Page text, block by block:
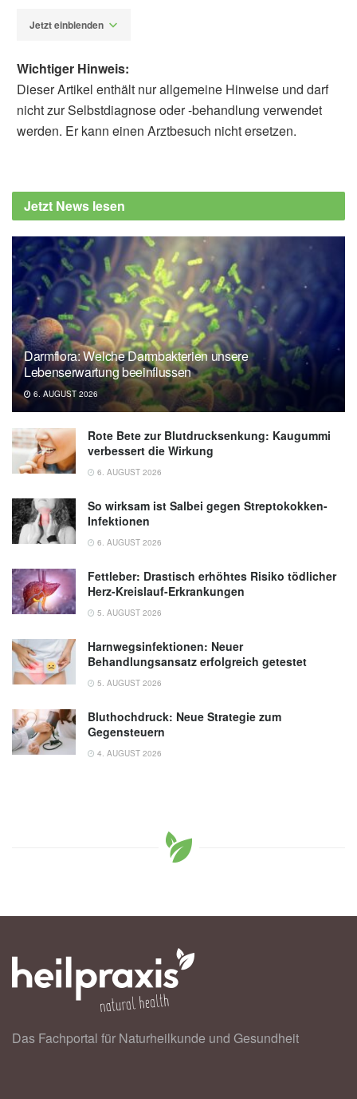
Jetzt einblenden
Acrylamid in Plätzchen - Tipps für die
Weihnachtsbäckerei, (Abruf: 30.11.2022)
Europäische Behörde für
Lebensmittelsicherheit: Acrylamid in
Lebensmitteln ist ein Problem für die
öffentliche Gesundheit, (Abruf: 30.11.2022),
Europäische Behörde für
Lebensmittelsicherheit
Food Standards Agency: Acrylamide, (Abruf:
30.11.2022),Food Standards Agency
Verbraucherzentrale Rheinland-Pfalz:
Acrylamid: Problematischer Stoff in
Lebensmitteln, (Abruf: 30.11.2022),
Verbraucherzentrale Rheinland-Pfalz
Wichtiger Hinweis:
Dieser Artikel enthält nur allgemeine Hinweise und darf
nicht zur Selbstdiagnose oder -behandlung verwendet
werden. Er kann einen Arztbesuch nicht ersetzen.
Jetzt News lesen
Darmflora: Welche Darmbakterien unsere
Lebenserwartung beeinflussen
6. AUGUST 2026
Rote Bete zur Blutdrucksenkung: Kaugummi
verbessert die Wirkung
6. AUGUST 2026
So wirksam ist Salbei gegen Streptokokken-
Infektionen
6. AUGUST 2026
Fettleber: Drastisch erhöhtes Risiko tödlicher
Herz-Kreislauf-Erkrankungen
5. AUGUST 2026
Harnwegsinfektionen: Neuer
Behandlungsansatz erfolgreich getestet
5. AUGUST 2026
Bluthochdruck: Neue Strategie zum
Gegensteuern
4. AUGUST 2026
Das Fachportal für Naturheilkunde und Gesundheit